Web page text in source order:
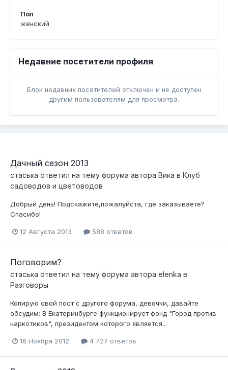
Пол
женский
Недавние посетители профиля
Блок недавних посетителей отключен и не доступен
другим пользователям для просмотра.
Дачный сезон 2013
стаська ответил на тему форума автора Вика в Клуб
садоводов и цветоводов
Добрый день! Подскажите,пожалуйста, где заказываете?
Спасибо!
12 Августа 2013 588 ответов
Поговорим?
стаська ответил на тему форума автора elenka в
Разговоры
Копирую свой пост с другого форума, девочки, давайте
обсудим: В Екатеринбурге функционирует фонд "Город против
наркотиков", президентом которого является...
16 Ноября 2012 4 727 ответов